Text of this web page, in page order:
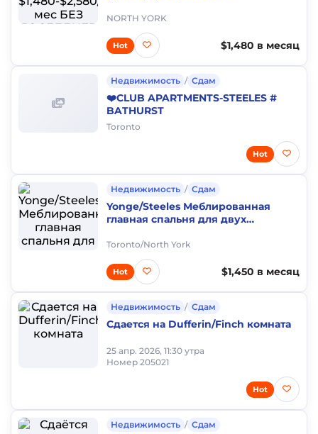
NORTH YORK
$1,480 в месяц
Hot
Недвижимость / Сдам
❤️CLUB APARTMENTS-STEELES #
BATHURST
Toronto
Hot
Недвижимость / Сдам
Yonge/Steeles Меблированная
главная спальня для двух
$1,450/месяц
Toronto/North York
$1,450 в месяц
Hot
Недвижимость / Сдам
Сдается на Dufferin/Finch комната
25 апр. 2026, 11:30 утра
Номер 205021
Hot
Недвижимость / Сдам